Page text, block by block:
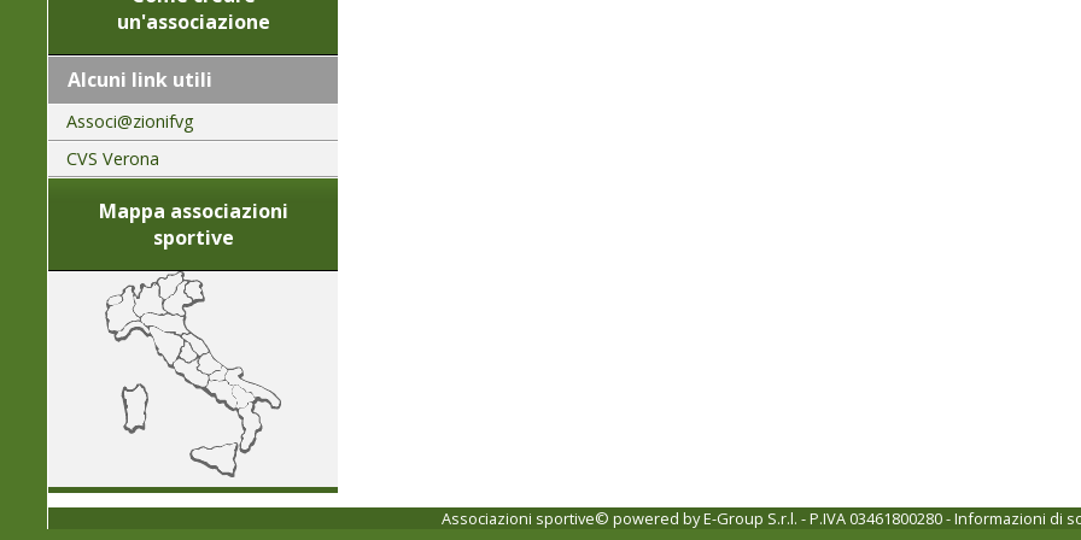
un'associazione
Alcuni link utili
Associ@zionifvg
CVS Verona
Mappa associazioni
sportive
Associazioni sportive© powered byE-Group S.r.l. - P.IVA 03461800280-Informazioni di